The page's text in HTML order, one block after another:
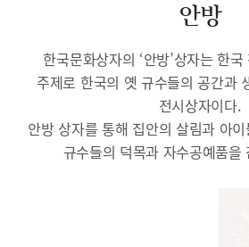
안방
한국문화상자의 ‘안방’상자는 한
주제로 한국의 옛 규수들의 공간과
전시상자이다.
안방 상자를 통해 집안의 살림과 아
규수들의 덕목과 자수공예품을